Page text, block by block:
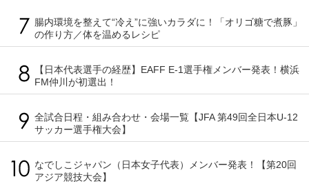
腸内環境を整えて“冷え”に強いカラダに！「オリゴ糖で煮豚」
の作り方／体を温めるレシピ
【日本代表選手の経歴】EAFF E-1選手権メンバー発表！横浜
FM仲川が初選出！
全試合日程・組み合わせ・会場一覧【JFA 第49回全日本U-12
サッカー選手権大会】
なでしこジャパン（日本女子代表）メンバー発表！【第20回
アジア競技大会】